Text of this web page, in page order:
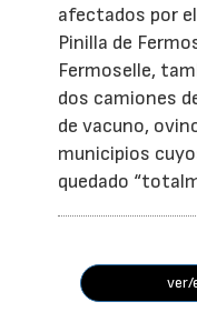
afectados por
Pinilla de
Fermoselle,
dos camiones
de vacuno,
municipios
quedado
ver/